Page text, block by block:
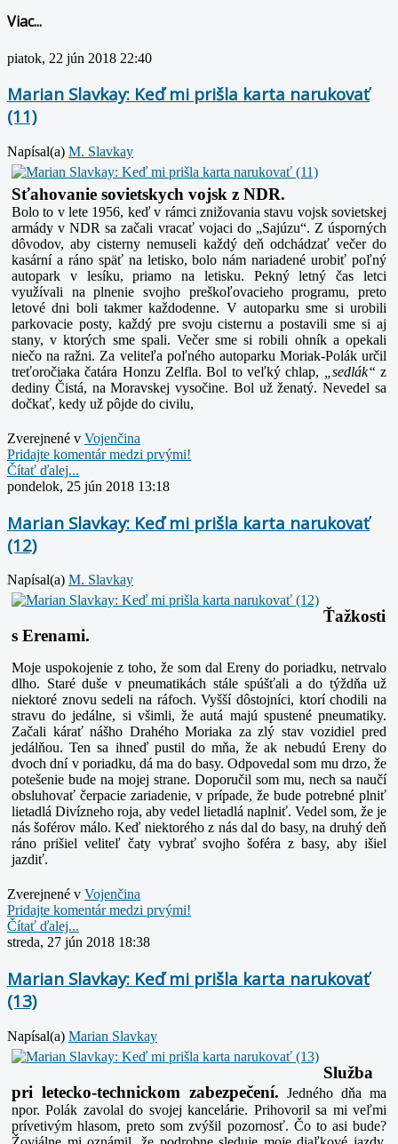
Viac...
piatok, 22 jún 2018 22:40
Marian Slavkay: Keď mi prišla karta narukovať
(11)
Napísal(a) M. Slavkay
Sťahovanie sovietskych vojsk z NDR.
Bolo to v lete 1956, keď v rámci znižovania stavu vojsk sovietskej
armády v NDR sa začali vracať vojaci do „Sajúzu“. Z úsporných
dôvodov, aby cisterny nemuseli každý deň odchádzať večer do
kasární a ráno späť na letisko, bolo nám nariadené urobiť poľný
autopark v lesíku, priamo na letisku. Pekný letný čas letci
využívali na plnenie svojho preškoľovacieho programu, preto
letové dni boli takmer každodenne. V autoparku sme si urobili
parkovacie posty, každý pre svoju cisternu a postavili sme si aj
stany, v ktorých sme spali. Večer sme si robili ohník a opekali
niečo na ražni. Za veliteľa poľného autoparku Moriak-Polák určil
treťoročiaka čatára Honzu Zelfla. Bol to veľký chlap,
„sedlák“ z
dediny Čistá, na Moravskej vysočine. Bol už ženatý. Nevedel sa
dočkať, kedy už pôjde do civilu,
Zverejnené v Vojenčina
Pridajte komentár medzi prvými!
Čítať ďalej...
pondelok, 25 jún 2018 13:18
Marian Slavkay: Keď mi prišla karta narukovať
(12)
Napísal(a) M. Slavkay
Ťažkosti
s Erenami.
Moje uspokojenie z toho, že som dal Ereny do poriadku, netrvalo
dlho. Staré duše v pneumatikách stále spúšťali a do týždňa už
niektoré znovu sedeli na ráfoch. Vyšší dôstojníci, ktorí chodili na
stravu do jedálne, si všimli, že autá majú spustené pneumatiky.
Začali kárať nášho Drahého Moriaka za zlý stav vozidiel pred
jedálňou. Ten sa ihneď pustil do mňa, že ak nebudú Ereny do
dvoch dní v poriadku, dá ma do basy. Odpovedal som mu drzo, že
potešenie bude na mojej strane. Doporučil som mu, nech sa naučí
obsluhovať čerpacie zariadenie, v prípade, že bude potrebné plniť
lietadlá Divízneho roja, aby vedel lietadlá naplniť. Vedel som, že je
nás šoférov málo. Keď niektorého z nás dal do basy, na druhý deň
ráno prišiel veliteľ čaty vybrať svojho šoféra z basy, aby išiel
jazdiť.
Zverejnené v Vojenčina
Pridajte komentár medzi prvými!
Čítať ďalej...
streda, 27 jún 2018 18:38
Marian Slavkay: Keď mi prišla karta narukovať
(13)
Napísal(a) Marian Slavkay
Služba
pri letecko-technickom zabezpečení.Jedného dňa ma
npor. Polák zavolal do svojej kancelárie. Prihovoril sa mi veľmi
prívetivým hlasom, preto som zvýšil pozornosť. Čo to asi bude?